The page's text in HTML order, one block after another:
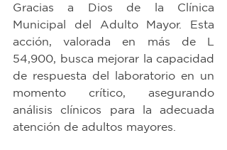
Gracias a Dios de la Clínica
Municipal del Adulto Mayor. Esta
acción, valorada en más de L
54,900, busca mejorar la capacidad
de respuesta del laboratorio en un
momento crítico, asegurando
análisis clínicos para la adecuada
atención de adultos mayores.